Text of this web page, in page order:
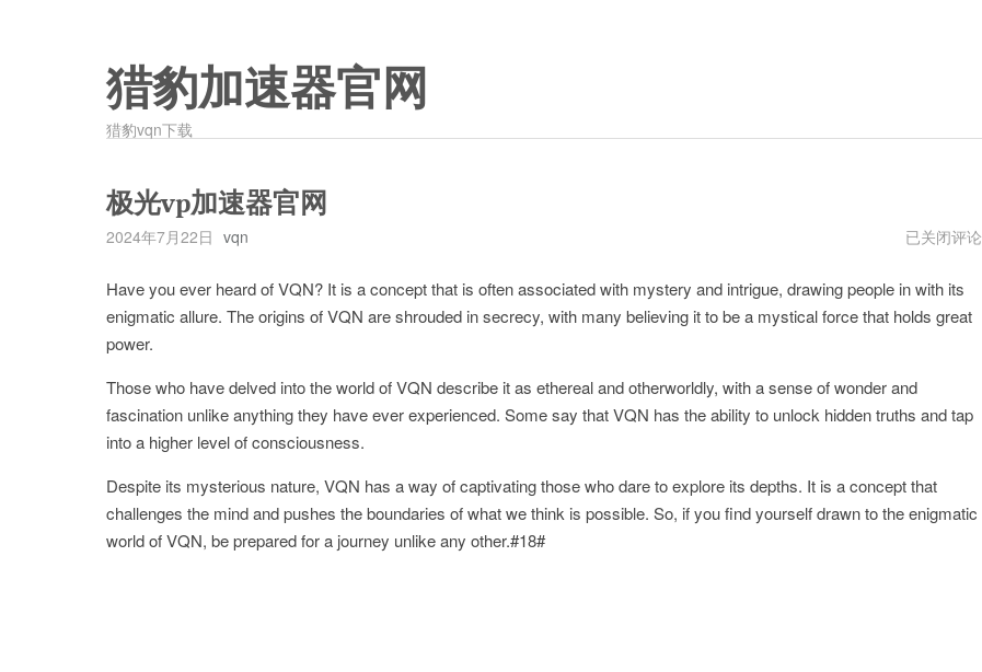
猎豹加速器官网
猎豹vqn下载
极光vp加速器官网
2024年7月22日 vqn
极
加
速
器
已关闭评论
Have you ever heard of VQN? It is a concept that is often associated with mystery and intrigue, drawing people in with its
enigmatic allure. The origins of VQN are shrouded in secrecy, with many believing it to be a mystical force that holds great
power.
Those who have delved into the world of VQN describe it as ethereal and otherworldly, with a sense of wonder and
fascination unlike anything they have ever experienced. Some say that VQN has the ability to unlock hidden truths and tap
into a higher level of consciousness.
Despite its mysterious nature, VQN has a way of captivating those who dare to explore its depths. It is a concept that
challenges the mind and pushes the boundaries of what we think is possible. So, if you find yourself drawn to the enigmatic
world of VQN, be prepared for a journey unlike any other.#18#